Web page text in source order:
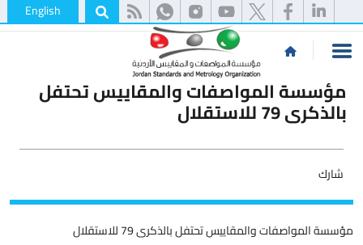
English
مؤسسة المواصفات والمقاييس تحتفل
بالذكرى 79 للاستقلال
شارك
مؤسسة المواصفات والمقاييس تحتفل بالذكرى 79 للاستقلال